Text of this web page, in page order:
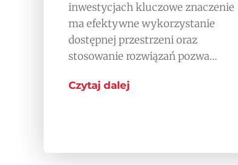
inwestycjach kluczowe znaczenie
ma efektywne wykorzystanie
dostępnej przestrzeni oraz
stosowanie rozwiązań pozwa…
Czytaj dalej